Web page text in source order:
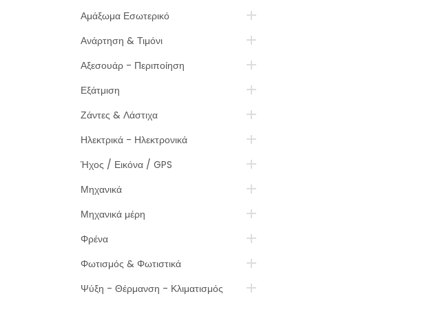
Αμάξωμα Εσωτερικό
Ανάρτηση & Τιμόνι
Αξεσουάρ - Περιποίηση
Εξάτμιση
Ζάντες & Λάστιχα
Ηλεκτρικά - Ηλεκτρονικά
Ήχος / Εικόνα / GPS
Μηχανικά
Μηχανικά μέρη
Φρένα
Φωτισμός & Φωτιστικά
Ψύξη - Θέρμανση - Κλιματισμός